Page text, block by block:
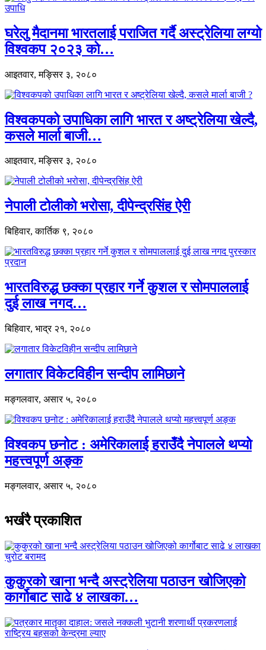
घरेलु मैदानमा भारतलाई पराजित गर्दै अस्ट्रेलिया लग्यो
विश्वकप २०२३ को…
आइतवार, मङ्सिर ३, २०८०
विश्वकपको उपाधिका लागि भारत र अष्ट्रेलिया खेल्दै,
कसले मार्ला बाजी…
आइतवार, मङ्सिर ३, २०८०
नेपाली टोलीको भरोसा, दीपेन्द्रसिंह ऐरी
बिहिवार, कार्तिक ९, २०८०
भारतविरुद्ध छक्का प्रहार गर्ने कुशल र सोमपाललाई
दुई लाख नगद…
बिहिवार, भाद्र २१, २०८०
लगातार विकेटविहीन सन्दीप लामिछाने
मङ्गलवार, असार ५, २०८०
विश्वकप छनोट : अमेरिकालाई हराउँदै नेपालले थप्यो
महत्त्वपूर्ण अङ्क
मङ्गलवार, असार ५, २०८०
भर्खरै प्रकाशित
कुकुरको खाना भन्दै अस्ट्रेलिया पठाउन खोजिएको
कार्गोबाट साढे ४ लाखका…